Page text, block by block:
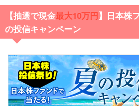
【抽選で現金最大10万円】日本株
の投信キャンペーン